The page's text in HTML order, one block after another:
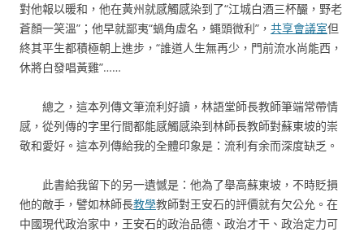
對他報以暖和，他在黃州就感觸感染到了“江城白酒三杯釅，野老
蒼顏一笑溫”；他早就鄙夷“蝸角虛名，蠅頭微利”， 共享會議室但
終其平生都積極朝上進步，“誰道人生無再少，門前流水尚能西，
休將白發唱黃雞”……
總之，這本列傳文筆流利好讀，林語堂師長教師筆端常帶情
感，從列傳的字里行間都能感觸感染到林師長教師對蘇東坡的崇
敬和愛好。這本列傳給我的全體印象是：流利有余而深度缺乏。
此書給我留下的另一遺憾是：他為了舉高蘇東坡，不時貶損
他的敵手，譬如林師長教學教師對王安石的評價就有欠公允。在
中國現代政治家中，王安石的政治品德、政治才干、政治定力可